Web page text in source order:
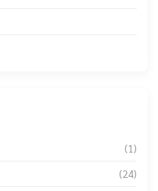
(1)
(24)